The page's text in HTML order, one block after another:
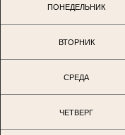
ПОНЕДЕЛЬНИК
ВТОРНИК
СРЕДА
ЧЕТВЕРГ